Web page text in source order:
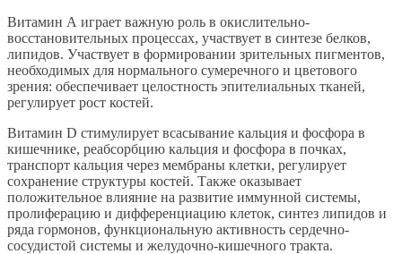
Витамин А играет важную роль в окислительно-
восстановительных процессах, участвует в синтезе белков,
липидов. Участвует в формировании зрительных пигментов,
необходимых для нормального сумеречного и цветового
зрения: обеспечивает целостность эпителиальных тканей,
регулирует рост костей.
Витамин D стимулирует всасывание кальция и фосфора в
кишечнике, реабсорбцию кальция и фосфора в почках,
транспорт кальция через мембраны клетки, регулирует
сохранение структуры костей. Также оказывает
положительное влияние на развитие иммунной системы,
пролиферацию и дифференциацию клеток, синтез липидов и
ряда гормонов, функциональную активность сердечно-
сосудистой системы и желудочно-кишечного тракта.